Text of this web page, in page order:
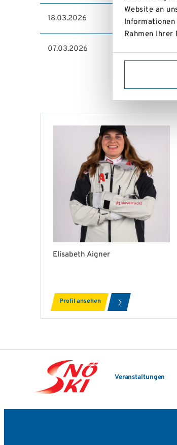
Website an
Rahmen Ihrer
18.03.2026 SALZBURGMILCH
07.03.2026
Elisabeth Aigner
Profil ansehen
Veranstaltungen